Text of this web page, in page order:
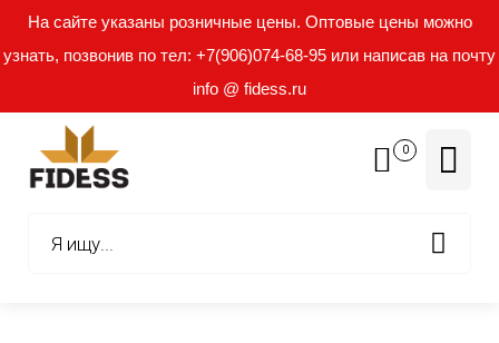
На сайте указаны розничные цены. Оптовые цены можно
узнать, позвонив по тел: +7(906)074-68-95 или написав на почту
info @ fidess.ru
0